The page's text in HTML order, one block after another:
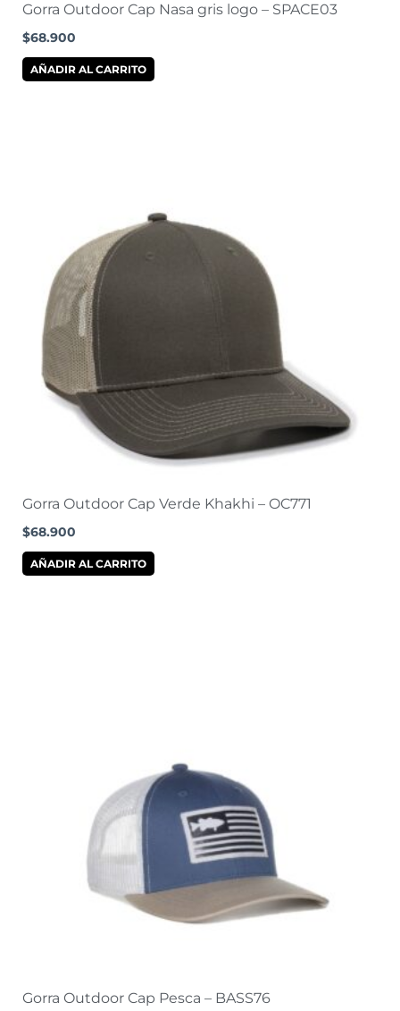
Gorra Outdoor Cap Nasa gris logo – SPACE03
$68.900
AÑADIR AL CARRITO
Gorra Outdoor Cap Verde Khakhi – OC771
$68.900
AÑADIR AL CARRITO
Gorra Outdoor Cap Pesca – BASS76